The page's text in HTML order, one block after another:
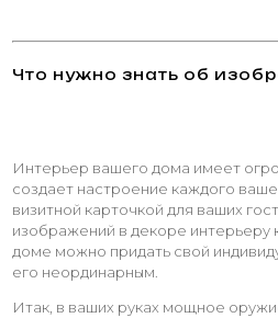
Что нужно знать об
Интерьер вашего дома имеет
создает настроение каждого
визитной карточкой для ваших
изображений в декоре
доме можно придать свой
его неординарным.
Итак, в ваших руках мощное